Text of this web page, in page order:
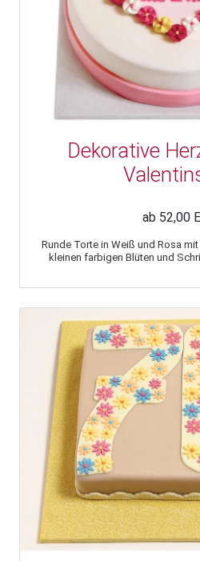
Dekorative
ab 52,00
Runde Torte in Weiß und Rosa
kleinen farbigen Blüten und